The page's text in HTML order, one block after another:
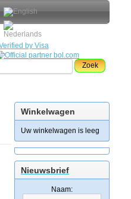
Zoek
Winkelwagen
Uw winkelwagen is leeg
Nieuwsbrief
Naam: